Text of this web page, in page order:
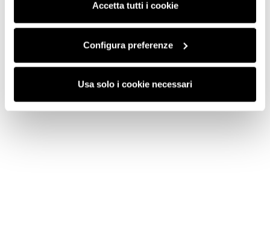
saranno attivati i soli cookie tecnici necessari al corretto
funzionamento del sito.
Accetta tutti i cookie
Configura preferenze
Usa solo i cookie necessari
Registrati ora
ISCRIVITI ORA
ISCRIVITI ORA